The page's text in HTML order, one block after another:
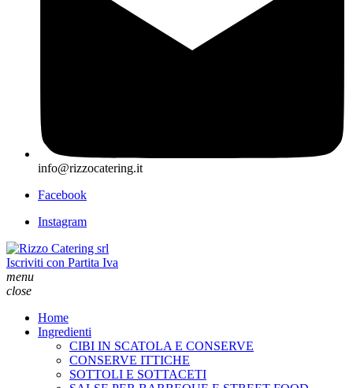
info@rizzocatering.it
Facebook
Instagram
Iscriviti con Partita Iva
menu
close
Home
Ingredienti
CIBI IN SCATOLA E CONSERVE
CONSERVE ITTICHE
SOTTOLI E SOTTACETI